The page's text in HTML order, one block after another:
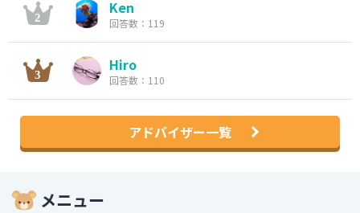
Ken
回答数：119
Hiro
回答数：110
アドバイザー一覧
メニュー